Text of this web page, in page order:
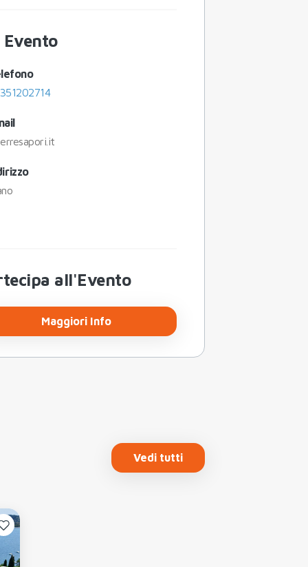
all'Evento
Maggiori Info
Vedi tutti